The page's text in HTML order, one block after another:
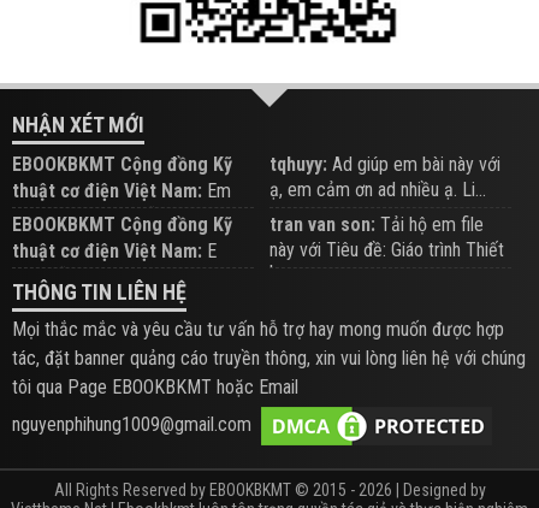
NHẬN XÉT MỚI
EBOOKBKMT Cộng đồng Kỹ
thuật cơ điện Việt Nam: Em
đăng trên Group hỗ trợ nhé
tqhuyy: Ad giúp em bài này với
ạ, em cảm ơn ad nhiều ạ. Li...
EBOOKBKMT Cộng đồng Kỹ
thuật cơ điện Việt Nam: E
xem hỗ trợ trên Group
tran van son: Tải hộ em file
này với Tiêu đề: Giáo trình Thiết
b...
THÔNG TIN LIÊN HỆ
Mọi thắc mắc và yêu cầu tư vấn hỗ trợ hay mong muốn được hợp
tác, đặt banner quảng cáo truyền thông, xin vui lòng liên hệ với chúng
tôi qua Page EBOOKBKMT hoặc Email
nguyenphihung1009@gmail.com
All Rights Reserved by EBOOKBKMT © 2015 - 2026 | Designed by